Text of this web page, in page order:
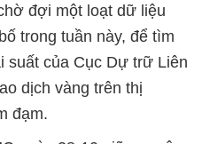
đợi một loạt dữ liệu
trong tuần này, để tìm
suất của Cục Dự trữ Liên
dịch vàng trên thị
đạm.